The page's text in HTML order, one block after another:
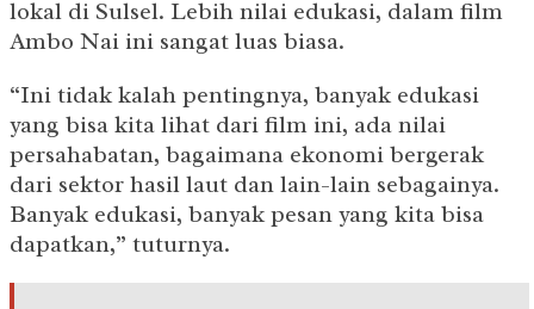
lokal di Sulsel. Lebih nilai edukasi, dalam film
Ambo Nai ini sangat luas biasa.
“Ini tidak kalah pentingnya, banyak edukasi
yang bisa kita lihat dari film ini, ada nilai
persahabatan, bagaimana ekonomi bergerak
dari sektor hasil laut dan lain-lain sebagainya.
Banyak edukasi, banyak pesan yang kita bisa
dapatkan,” tuturnya.